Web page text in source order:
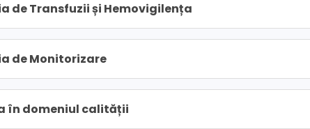
de Transfuzii și Hemovigilența
de Monitorizare
în domeniul calității